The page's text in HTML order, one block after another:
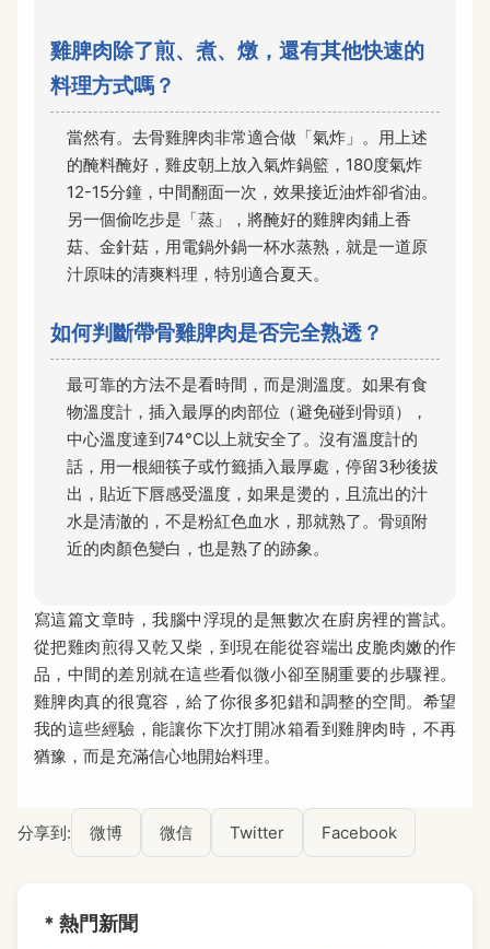
雞脾肉除了煎、煮、燉，還有其他快速的
料理方式嗎？
當然有。去骨雞脾肉非常適合做「氣炸」。用上述
的醃料醃好，雞皮朝上放入氣炸鍋籃，180度氣炸
12-15分鐘，中間翻面一次，效果接近油炸卻省油。
另一個偷吃步是「蒸」，將醃好的雞脾肉鋪上香
菇、金針菇，用電鍋外鍋一杯水蒸熟，就是一道原
汁原味的清爽料理，特別適合夏天。
如何判斷帶骨雞脾肉是否完全熟透？
最可靠的方法不是看時間，而是測溫度。如果有食
物溫度計，插入最厚的肉部位（避免碰到骨頭），
中心溫度達到74°C以上就安全了。沒有溫度計的
話，用一根細筷子或竹籤插入最厚處，停留3秒後拔
出，貼近下唇感受溫度，如果是燙的，且流出的汁
水是清澈的，不是粉紅色血水，那就熟了。骨頭附
近的肉顏色變白，也是熟了的跡象。
寫這篇文章時，我腦中浮現的是無數次在廚房裡的嘗試。
從把雞肉煎得又乾又柴，到現在能從容端出皮脆肉嫩的作
品，中間的差別就在這些看似微小卻至關重要的步驟裡。
雞脾肉真的很寬容，給了你很多犯錯和調整的空間。希望
我的這些經驗，能讓你下次打開冰箱看到雞脾肉時，不再
猶豫，而是充滿信心地開始料理。
分享到: 微博 微信 Twitter Facebook
* 熱門新聞